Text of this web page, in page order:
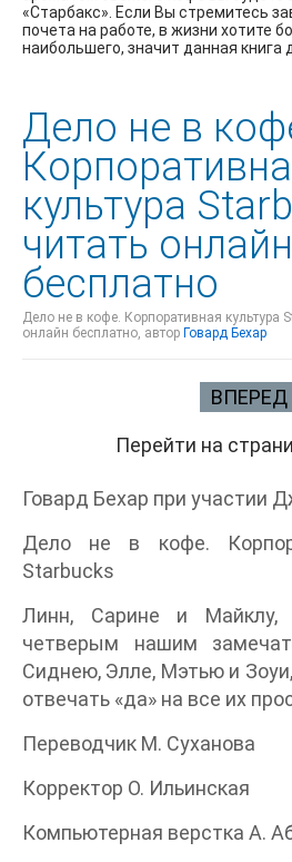
«Старбакс». Если Вы стремитесь
почета на работе, в жизни хотите
наибольшего, значит данная книга
Дело не в
культура
читать онлайн
бесплатно
Дело не в кофе. Корпоративная культура
онлайн бесплатно, автор Говард Бехар
ВПЕРЕД
Перейти на
Говард Бехар при участии
Дело не в кофе.
Starbucks
Линн, Сарине и
четверым нашим
Сиднею, Элле, Мэтью и
отвечать «да» на все их
Переводчик М. Суханова
Корректор О. Ильинская
Компьютерная верстка А.